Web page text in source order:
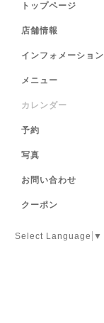
トップページ
店舗情報
インフォメーション
メニュー
カレンダー
予約
写真
お問い合わせ
クーポン
Select Language ▼